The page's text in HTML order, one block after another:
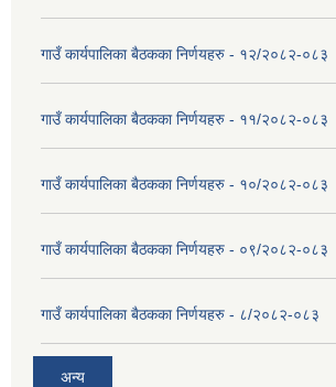
गाउँ कार्यपालिका बैठकका निर्णयहरु - १२/२०८२-०८३
गाउँ कार्यपालिका बैठकका निर्णयहरु - ११/२०८२-०८३
गाउँ कार्यपालिका बैठकका निर्णयहरु - १०/२०८२-०८३
गाउँ कार्यपालिका बैठकका निर्णयहरु - ०९/२०८२-०८३
गाउँ कार्यपालिका बैठकका निर्णयहरु - ८/२०८२-०८३
अन्य